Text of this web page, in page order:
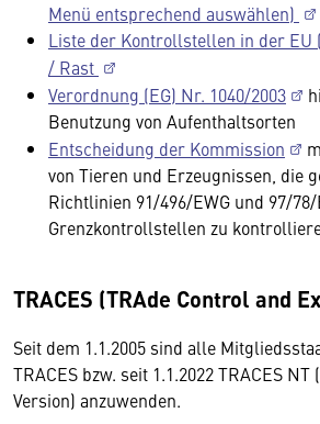
Menü entsprechend auswählen)
Liste der Kontrollstellen in der EU
/ Rast
Verordnung (EG) Nr. 1040/2003
Benutzung von Aufenthaltsorten
Entscheidung der Kommission
von Tieren und Erzeugnissen, die
Richtlinien 91/496/EWG und 97/78/
Grenzkontrollstellen zu
TRACES (TRAde Control and
Seit dem 1.1.2005 sind alle
TRACES bzw. seit 1.1.2022 TRACES
Version) anzuwenden.